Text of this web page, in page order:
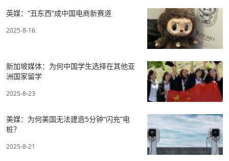
英媒：“丑东西”成中国电商新赛道
2025-8-16
新加坡媒体：为何中国学生选择在其他亚
洲国家留学
2025-8-23
美媒：为何美国无法建造5分钟“闪充”电
桩？
2025-8-21